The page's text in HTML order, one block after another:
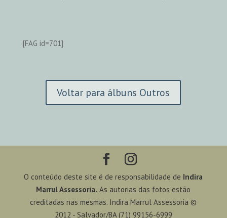
[FAG id=701]
Voltar para álbuns Outros
O conteúdo deste site é de responsabilidade de Indira
Marrul Assessoria. As autorias das fotos estão
creditadas nas mesmas. Indira Marrul Assessoria ©
2012 - Salvador/BA (71) 99156-6999